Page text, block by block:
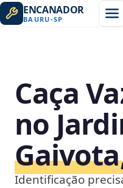
ENCANADOR
BAURU-SP
Caça
no
Identificação